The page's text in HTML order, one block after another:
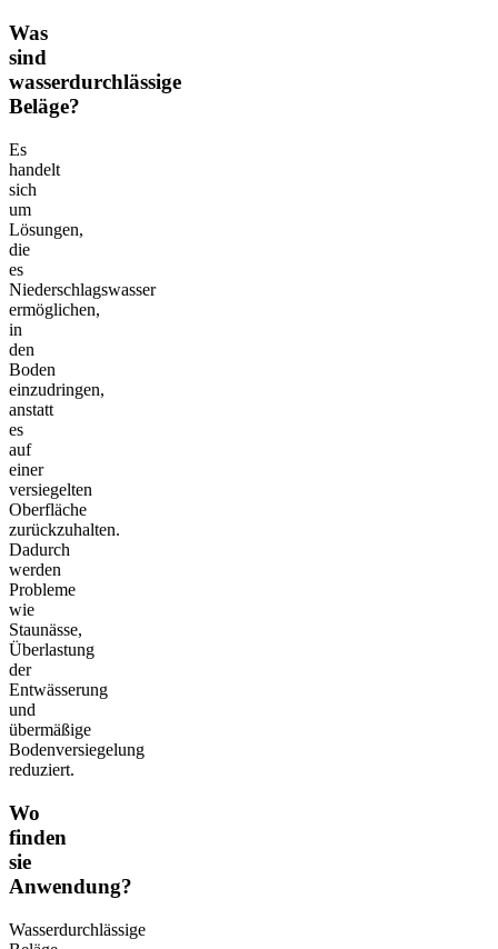
Was
sind
wasserdurchlässige
Beläge?
Es
handelt
sich
um
Lösungen,
die
es
Niederschlagswasser
ermöglichen,
in
den
Boden
einzudringen,
anstatt
es
auf
einer
versiegelten
Oberfläche
zurückzuhalten.
Dadurch
werden
Probleme
wie
Staunässe,
Überlastung
der
Entwässerung
und
übermäßige
Bodenversiegelung
reduziert.
Wo
finden
sie
Anwendung?
Wasserdurchlässige